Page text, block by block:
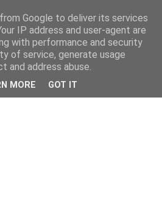
Google to deliver its services
IP address and user-agent are
with performance and security
of service, generate usage
and address abuse.
MORE GOT IT